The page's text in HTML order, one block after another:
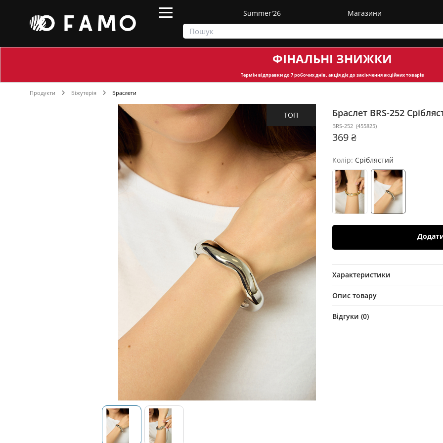
Summer'26 Магазини
ФІНАЛЬНІ ЗНИЖКИ
Термін відправкидо 7 робочих днів, акція діє до закінчення акційних товарів
Продукти Біжутерія Браслети
ТОП Браслет BRS-252
BRS-252 (455825)
369 ₴
Колір: Сріблястий
Характеристики
Опис товару
Відгуки (0)